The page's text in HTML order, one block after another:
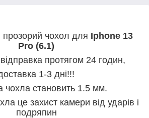
чохол для Iphone 13
Pro (6.1)
протягом 24 годин,
1-3 дні!!!
чохла становить 1.5 мм.
це захист камери від ударів і
подряпин